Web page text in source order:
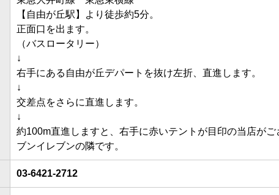
【自由が丘駅】より徒歩約5分。
正面口を出ます。
（バスロータリー）
↓
右手にある自由が丘デパートを抜け左折、直進します。
↓
交差点をさらに直進します。
↓
約100m直進しますと、右手に赤いテントが目印の当店がご
03-6421-2712